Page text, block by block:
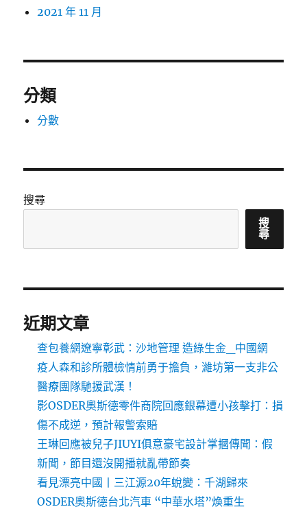
2021 年 11 月
分類
分數
搜尋
搜
尋
近期文章
查包養網遼寧彰武：沙地管理 造綠生金_中國網
疫人森和診所體檢情前勇于擔負，濰坊第一支非公
醫療團隊馳援武漢！
影OSDER奧斯德零件商院回應銀幕遭小孩擊打：損
傷不成逆，預計報警索賠
王琳回應被兒子JIUYI俱意豪宅設計掌摑傳聞：假
新聞，節目還沒開播就亂帶節奏
看見漂亮中國丨三江源20年蛻變：千湖歸來
OSDER奧斯德台北汽車 “中華水塔”煥重生